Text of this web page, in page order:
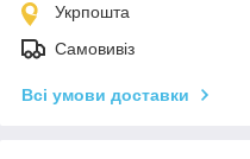
Укрпошта
Самовивіз
Всі умови доставки